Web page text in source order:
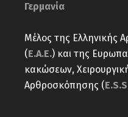
Γερμανία
Μέλος της Ελληνικής
(Ε.Α.Ε.) και της
κακώσεων,
Αρθροσκόπησης (